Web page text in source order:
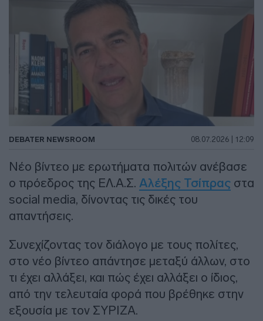
DEBATER NEWSROOM 08.07.2026 | 12:09
Νέο βίντεο με ερωτήματα πολιτών ανέβασε
ο πρόεδρος της ΕΛ.Α.Σ. Αλέξης Τσίπρας στα
social media, δίνοντας τις δικές του
απαντήσεις.
Συνεχίζοντας τον διάλογο με τους πολίτες,
στο νέο βίντεο απάντησε μεταξύ άλλων, στο
τι έχει αλλάξει, και πώς έχει αλλάξει ο ίδιος,
από την τελευταία φορά που βρέθηκε στην
εξουσία με τον ΣΥΡΙΖΑ.